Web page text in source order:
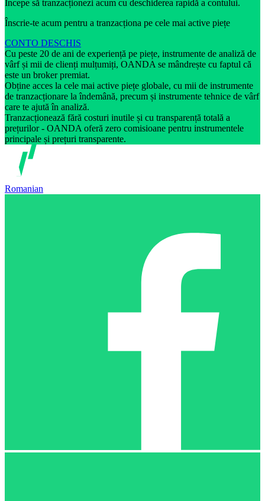
Începe să tranzacționezi acum cu deschiderea rapidă a contului.
Înscrie-te acum pentru a tranzacționa pe cele mai active piețe
CONTO DESCHIS
Cu peste 20 de ani de experiență pe piețe, instrumente de analiză de
vârf și mii de clienți mulțumiți, OANDA se mândrește cu faptul că
este un broker premiat.
Obține acces la cele mai active piețe globale, cu mii de instrumente
de tranzacționare la îndemână, precum și instrumente tehnice de vârf
care te ajută în analiză.
Tranzacționează fără costuri inutile și cu transparență totală a
prețurilor - OANDA oferă zero comisioane pentru instrumentele
principale și prețuri transparente.
Romanian